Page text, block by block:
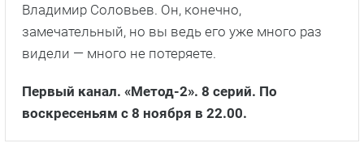
Владимир Соловьев. Он, конечно,
замечательный, но вы ведь его уже много раз
видели — много не потеряете.
Первый канал. «Метод-2». 8 серий. По
воскресеньям с 8 ноября в 22.00.